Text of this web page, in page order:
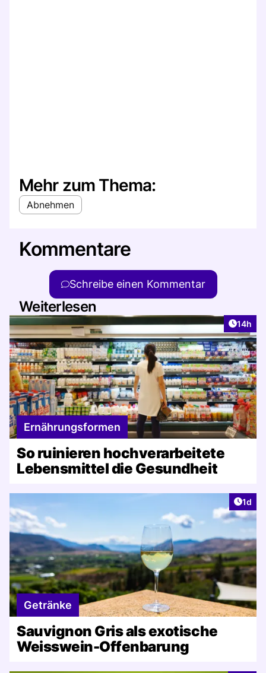
Mehr zum Thema:
Abnehmen
Kommentare
Schreibe einen Kommentar
Weiterlesen
Artikel
14h
Ernährungsformen
So ruinieren hochverarbeitete
Lebensmittel die Gesundheit
1d
Getränke
Sauvignon Gris als exotische
Weisswein-Offenbarung